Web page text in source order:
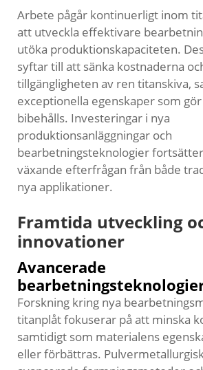
Arbete pågår kontinuerligt inom
att utveckla effektivare
utöka produktionskapaciteten.
syftar till att sänka kostnaderna
tillgängligheten av ren titanskiva,
exceptionella egenskaper som
bibehålls. Investeringar i nya
produktionsanläggningar och
bearbetningsteknologier
växande efterfrågan från både
nya applikationer.
Framtida utveckling
innovationer
Avancerade
Forskning kring nya
titanplåt fokuserar på att minska
samtidigt som materialens
eller förbättras.